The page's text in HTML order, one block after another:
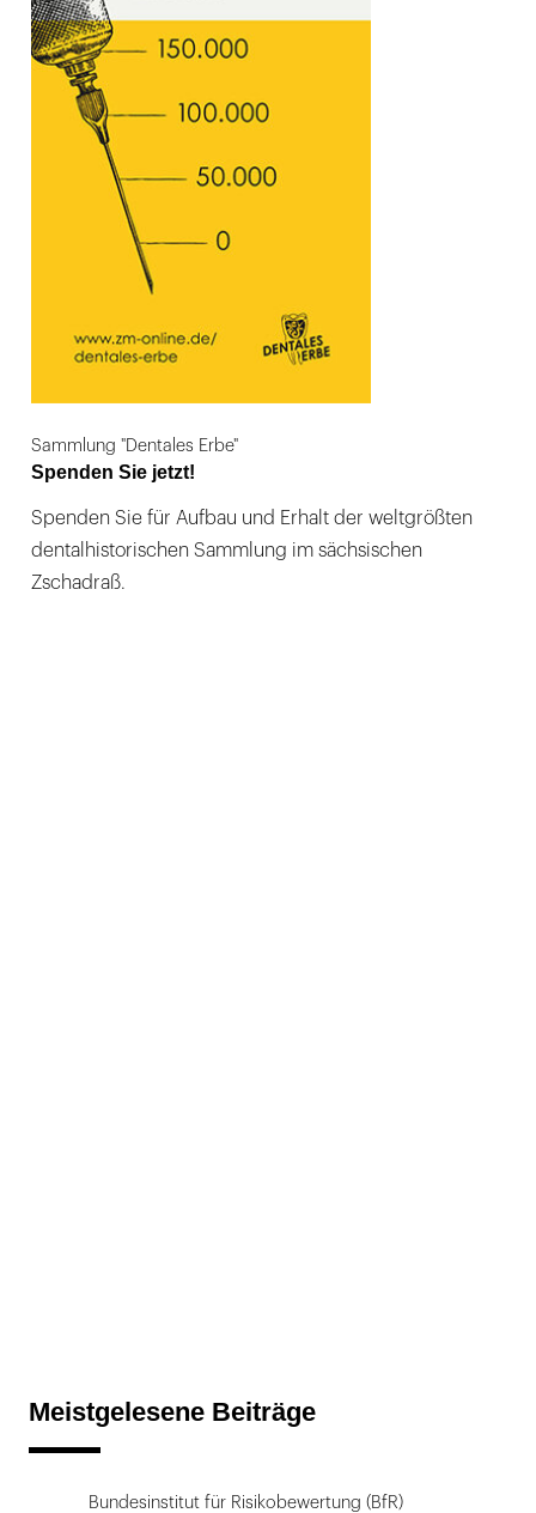
Sammlung "Dentales Erbe"
Spenden Sie jetzt!
Spenden Sie für Aufbau und Erhalt der weltgrößten
dentalhistorischen Sammlung im sächsischen
Zschadraß.
Meistgelesene Beiträge
Bundesinstitut für Risikobewertung (BfR)